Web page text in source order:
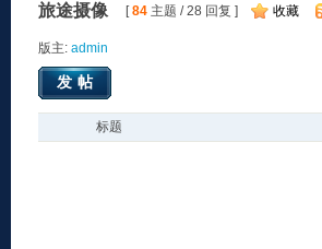
旅途摄像 [84 主题 / 28 回复 ] 收藏
版主: admin
发帖
标题